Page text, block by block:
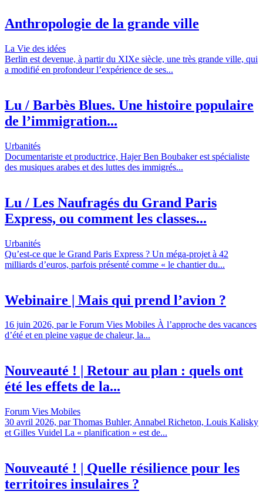
Anthropologie de la grande ville
La Vie des idées
Berlin est devenue, à partir du XIXe siècle, une très grande ville, qui
a modifié en profondeur l’expérience de ses...
Lu / Barbès Blues. Une histoire populaire
de l’immigration...
Urbanités
Documentariste et productrice, Hajer Ben Boubaker est spécialiste
des musiques arabes et des luttes des immigrés...
Lu / Les Naufragés du Grand Paris
Express, ou comment les classes...
Urbanités
Qu’est-ce que le Grand Paris Express ? Un méga-projet à 42
milliards d’euros, parfois présenté comme « le chantier du...
Webinaire | Mais qui prend l’avion ?
16 juin 2026, par le Forum Vies Mobiles À l’approche des vacances
d’été et en pleine vague de chaleur, la...
Nouveauté ! | Retour au plan : quels ont
été les effets de la...
Forum Vies Mobiles
30 avril 2026, par Thomas Buhler, Annabel Richeton, Louis Kalisky
et Gilles Vuidel La « planification » est de...
Nouveauté ! | Quelle résilience pour les
territoires insulaires ?